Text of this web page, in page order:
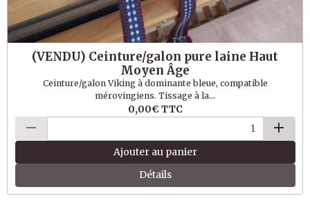
(VENDU) Ceinture/galon pure laine Haut
Moyen Âge
Ceinture/galon Viking à dominante bleue, compatible
mérovingiens. Tissage à la...
0,00€ TTC
Ajouter au panier
Détails